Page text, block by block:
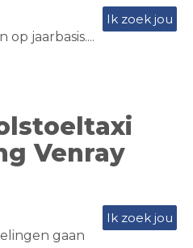
Ik zoek jou
jaarbasis....
Venray
Ik zoek jou
gaan